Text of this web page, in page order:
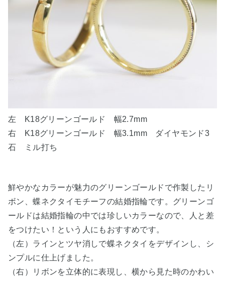
左 K18グリーンゴールド 幅2.7mm
右
K18グリーンゴールド
幅3.1mm ダイヤモンド3
石 ミル打ち
鮮やかなカラーが魅力のグリーンゴールドで作製したリ
ボン、蝶ネクタイモチーフの結婚指輪です。グリーンゴ
ールドは結婚指輪の中では珍しいカラーなので、人と差
をつけたい！という人にもおすすめです。
（左）ラインとツヤ消しで蝶ネクタイをデザインし、シ
ンプルに仕上げました。
（右）リボンを立体的に表現し、横から見た時のかわい